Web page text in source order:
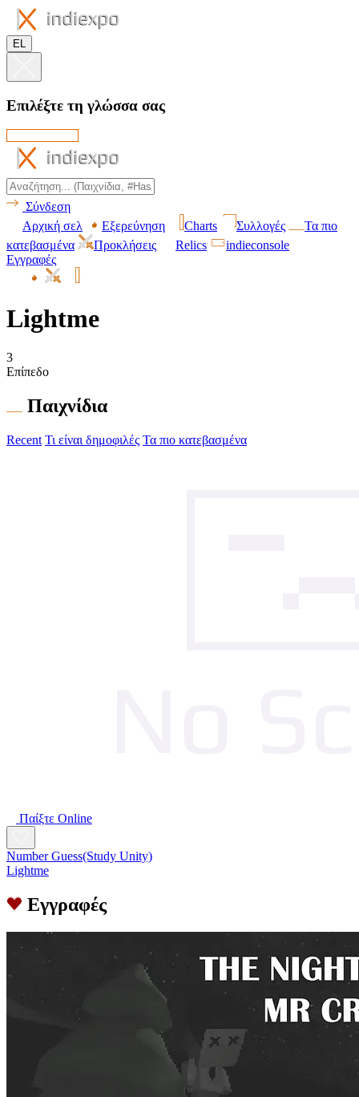
EL
Επιλέξτε τη γλώσσα σας
Σύνδεση
Αρχική σελ
Εξερεύνηση Charts Συλλογές
Τα πιο
κατεβασμένα
Προκλήσεις Relics
indieconsole
Εγγραφές
Lightme
3
Επίπεδο
Παιχνίδια
Recent Τι είναι δημοφιλές Τα πιο κατεβασμένα
Παίξτε Online
Number Guess(Study Unity)
Lightme
Εγγραφές